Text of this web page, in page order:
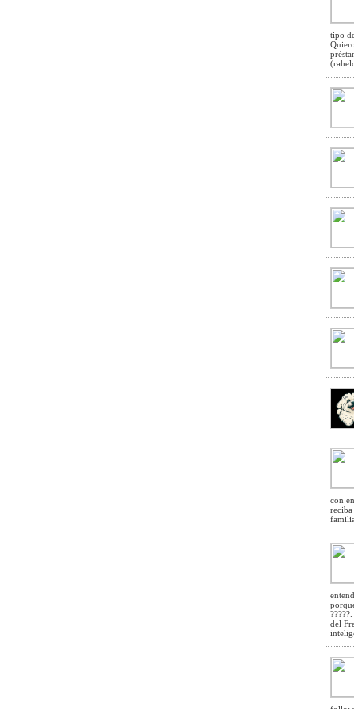
tipo
(
con
del